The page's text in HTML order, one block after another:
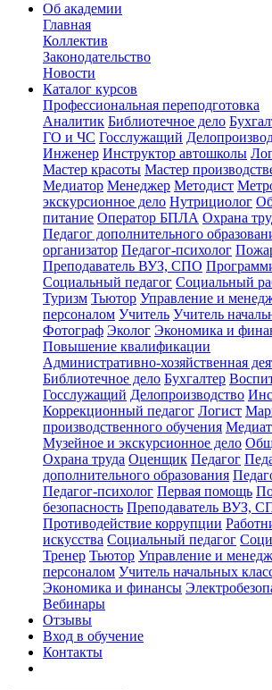
Об академии
Главная
Коллектив
Законодательство
Новости
Каталог курсов
Профессиональная переподготовка
Аналитик Библиотечное дело
ГО и ЧС Госслужащий
Инженер Инструктор автошколы
Мастер красоты Мастер
Медиатор Менеджер Методист
экскурсионное дело Нутрициолог
питание Оператор БПЛА Охрана
Педагог дополнительного
организатор Педагог-психолог
Преподаватель ВУЗ, СПО
Социальный педагог Социальный
Туризм Тьютор Управление и
персоналом Учитель Учитель
Фотограф Эколог Экономика и
Повышение квалификации
Административно-хозяйственная
Библиотечное дело Бухгалтер
Госслужащий Делопроизводство
Коррекционный педагог Логист
производственного обучения
Музейное и экскурсионное дело
Охрана труда Оценщик Педагог
дополнительного образования
Педагог-психолог Первая помощь
безопасность Преподаватель ВУЗ,
Противодействие коррупции
искусства Социальный педагог
Тренер Тьютор Управление и
персоналом Учитель начальных
Экономика и финансы
Вебинары
Отзывы
Вход в обучение
Контакты